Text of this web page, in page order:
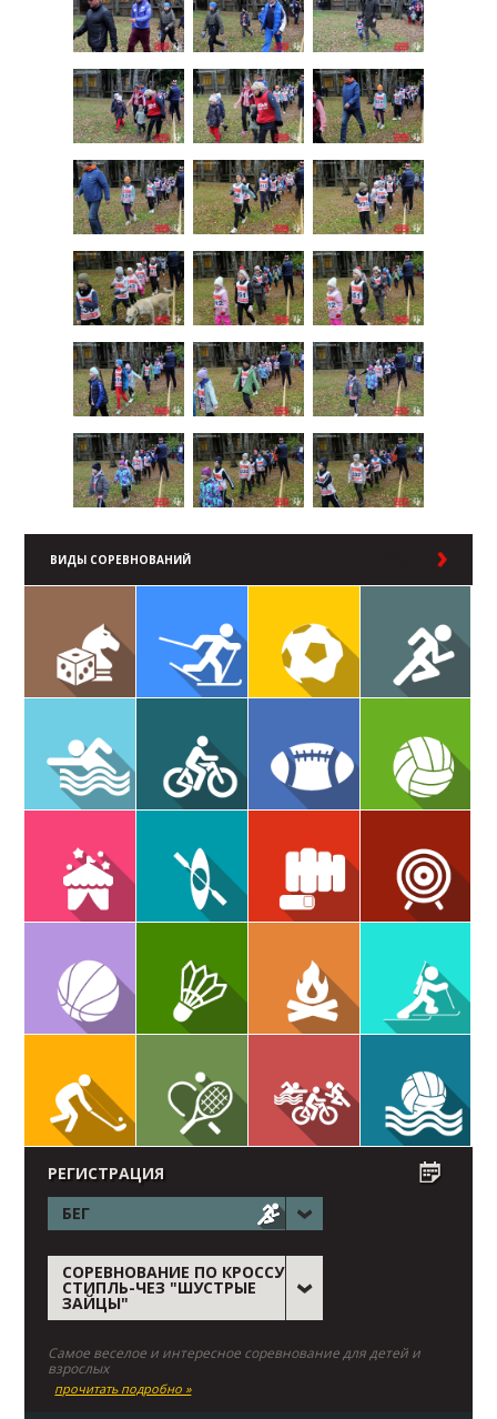
ВИДЫ СОРЕВНОВАНИЙ
РЕГИСТРАЦИЯ
БЕГ
СОРЕВНОВАНИЕ ПО КРОССУ
СТИПЛЬ-ЧЕЗ "ШУСТРЫЕ
ЗАЙЦЫ"
Самое веселое и интересное соревнование для детей и
взрослых
прочитать подробно »